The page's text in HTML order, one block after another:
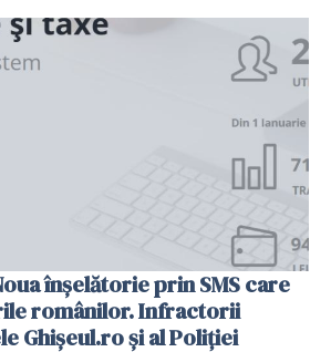
înșelătorie prin SMS care
românilor. Infractorii
Ghișeul.ro și al Poliției